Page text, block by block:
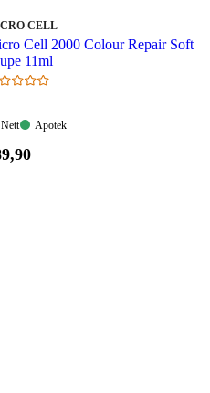
:CELL
Cell 2000 Colour Repair Soft
11ml
Nett:
Nett
Apotek:
Apotek
,90